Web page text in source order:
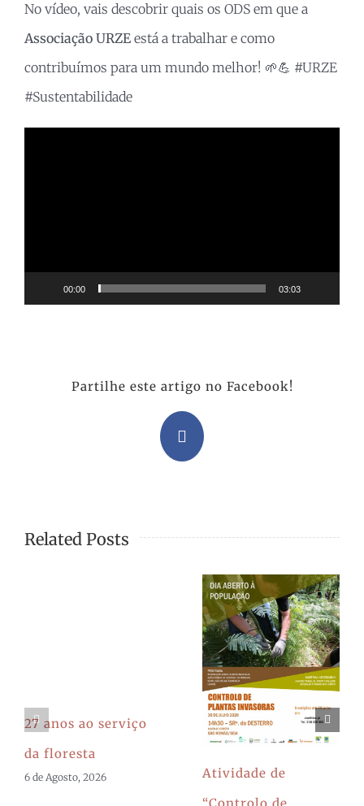
No vídeo, vais descobrir quais os ODS em que a
Associação URZE está a trabalhar e como
contribuímos para um mundo melhor! 🌱💪 #URZE
#Sustentabilidade
00:00 03:03
Partilhe este artigo no Facebook!
Facebook
Related Posts
27 anos ao serviço
da floresta
6 de Agosto, 2026
Atividade de